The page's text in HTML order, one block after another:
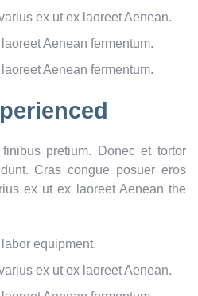
ex ut ex laoreet Aenean.
Aenean fermentum.
Aenean fermentum.
pretium. Donec et tortor
Cras congue posuer eros
ex ut ex laoreet Aenean the
equipment.
ex ut ex laoreet Aenean.